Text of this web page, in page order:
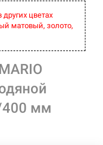
цветах
матовый, золото,
400 мм